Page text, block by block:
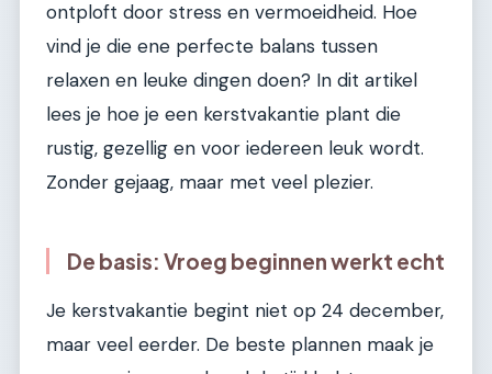
ontploft door stress en vermoeidheid. Hoe
vind je die ene perfecte balans tussen
relaxen en leuke dingen doen? In dit artikel
lees je hoe je een kerstvakantie plant die
rustig, gezellig en voor iedereen leuk wordt.
Zonder gejaag, maar met veel plezier.
De basis: Vroeg beginnen werkt echt
Je kerstvakantie begint niet op 24 december,
maar veel eerder. De beste plannen maak je